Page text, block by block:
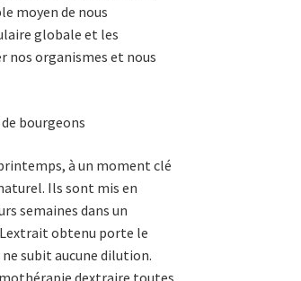
moyen de nous
globale et les
nos organismes et nous
bourgeons
à un moment clé
Ils sont mis en
semaines dans un
obtenu porte le
subit aucune dilution.
dextraire toutes